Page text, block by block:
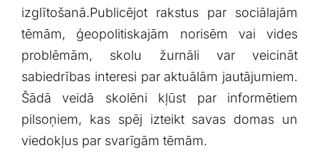
izglītošanā.Publicējot‌ rakstus par sociālajām
tēmām, ģeopolitiskajām norisēm vai vides
problēmām, skolu žurnāli var veicināt
sabiedrības interesi‍ par aktuālām jautājumiem.
Šādā veidā skolēni kļūst par informētiem
pilsoņiem, kas spēj ‍izteikt savas domas un
viedokļus par svarīgām tēmām.